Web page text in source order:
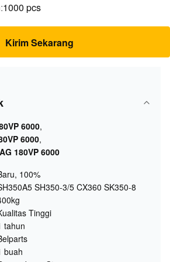
1000 pcs
Kirim Sekarang
6000,
6000,
180VP 6000
100%
SH350-3/5 CX360 SK350-8
Tinggi
tahun
buah